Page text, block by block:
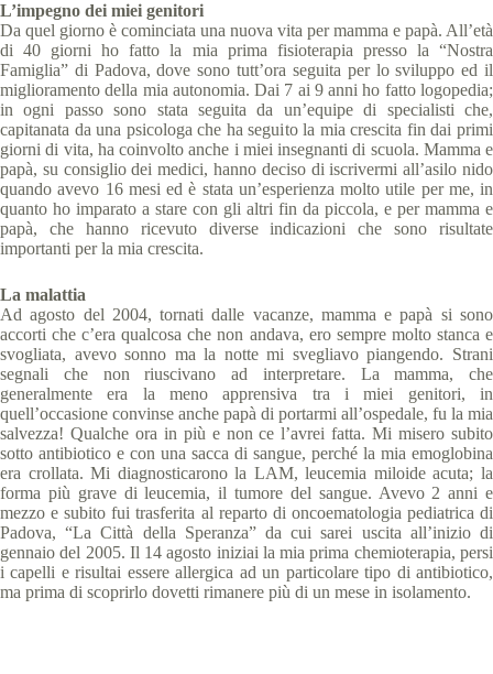
L’impegno dei miei genitori
Da quel giorno è cominciata una nuova vita per mamma e papà. All’età
di 40 giorni ho fatto la mia prima fisioterapia presso la “Nostra
Famiglia” di Padova, dove sono tutt’ora seguita per lo sviluppo ed il
miglioramento della mia autonomia. Dai 7 ai 9 anni ho fatto logopedia;
in ogni passo sono stata seguita da un’equipe di specialisti che,
capitanata da una psicologa che ha seguito la mia crescita fin dai primi
giorni di vita, ha coinvolto anche i miei insegnanti di scuola. Mamma e
papà, su consiglio dei medici, hanno deciso di iscrivermi all’asilo nido
quando avevo 16 mesi ed è stata un’esperienza molto utile per me, in
quanto ho imparato a stare con gli altri fin da piccola, e per mamma e
papà, che hanno ricevuto diverse indicazioni che sono risultate
importanti per la mia crescita.
La malattia
Ad agosto del 2004, tornati dalle vacanze, mamma e papà si sono
accorti che c’era qualcosa che non andava, ero sempre molto stanca e
svogliata, avevo sonno ma la notte mi svegliavo piangendo. Strani
segnali che non riuscivano ad interpretare. La mamma, che
generalmente era la meno apprensiva tra i miei genitori, in
quell’occasione convinse anche papà di portarmi all’ospedale, fu la mia
salvezza! Qualche ora in più e non ce l’avrei fatta. Mi misero subito
sotto antibiotico e con una sacca di sangue, perché la mia emoglobina
era crollata. Mi diagnosticarono la LAM, leucemia miloide acuta; la
forma più grave di leucemia, il tumore del sangue. Avevo 2 anni e
mezzo e subito fui trasferita al reparto di oncoematologia pediatrica di
Padova, “La Città della Speranza” da cui sarei uscita all’inizio di
gennaio del 2005. Il 14 agosto iniziai la mia prima chemioterapia, persi
i capelli e risultai essere allergica ad un particolare tipo di antibiotico,
ma prima di scoprirlo dovetti rimanere più di un mese in isolamento.